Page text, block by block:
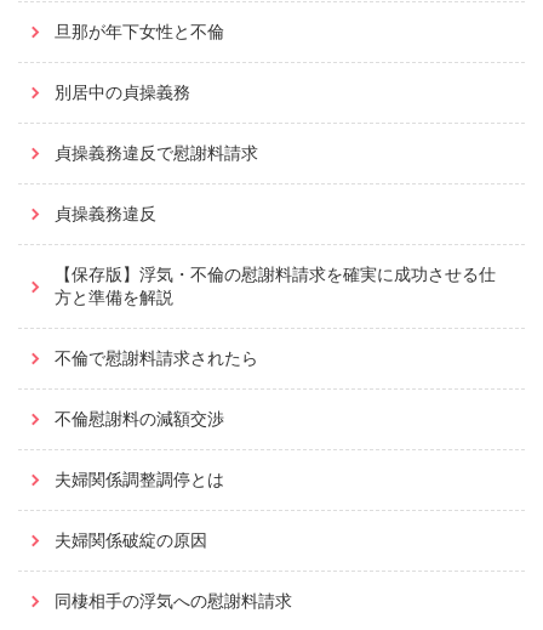
旦那が年下女性と不倫
別居中の貞操義務
貞操義務違反で慰謝料請求
貞操義務違反
【保存版】浮気・不倫の慰謝料請求を確実に成功させる仕
方と準備を解説
不倫で慰謝料請求されたら
不倫慰謝料の減額交渉
夫婦関係調整調停とは
夫婦関係破綻の原因
同棲相手の浮気への慰謝料請求